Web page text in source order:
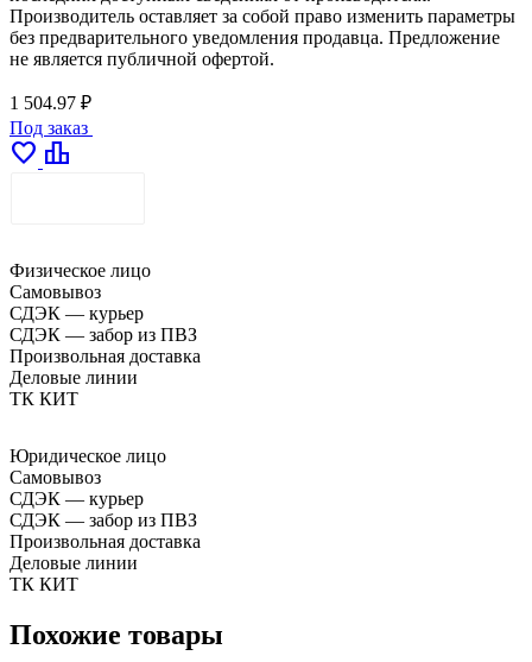
Производитель оставляет за собой право изменить параметры
без предварительного уведомления продавца. Предложение
не является публичной офертой.
1 504.97 ₽
Под заказ
favorite leaderboard
Физическое лицо
Самовывоз
СДЭК — курьер
СДЭК — забор из ПВЗ
Произвольная доставка
Деловые линии
ТК КИТ
Юридическое лицо
Самовывоз
СДЭК — курьер
СДЭК — забор из ПВЗ
Произвольная доставка
Деловые линии
ТК КИТ
Похожие товары